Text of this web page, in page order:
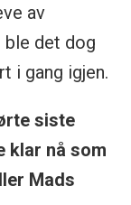
av
ble det dog
i gang igjen.
siste
klar nå som
Mads